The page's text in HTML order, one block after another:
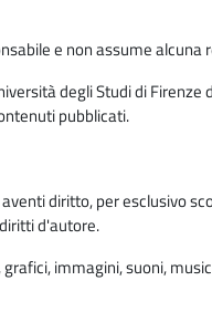
e non assume
degli Studi di
pubblicati.
diritto, per esclusivo
d'autore.
immagini, suoni,